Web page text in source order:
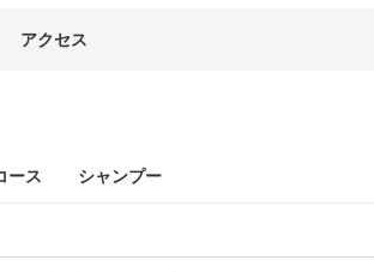
アクセス
ース シャンプー